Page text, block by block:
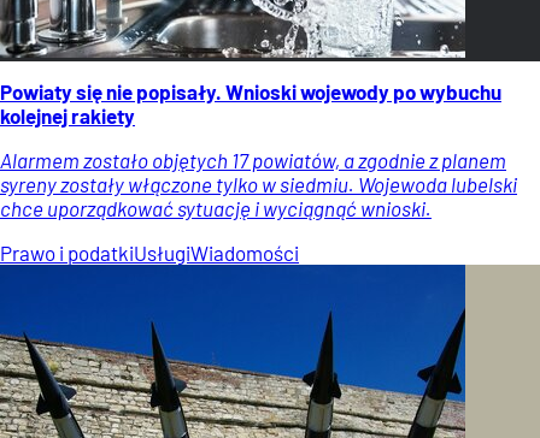
Powiaty się nie popisały. Wnioski wojewody po wybuchu
kolejnej rakiety
Alarmem zostało objętych 17 powiatów, a zgodnie z planem
syreny zostały włączone tylko w siedmiu. Wojewoda lubelski
chce uporządkować sytuację i wyciągnąć wnioski.
Prawo i podatkiUsługiWiadomości